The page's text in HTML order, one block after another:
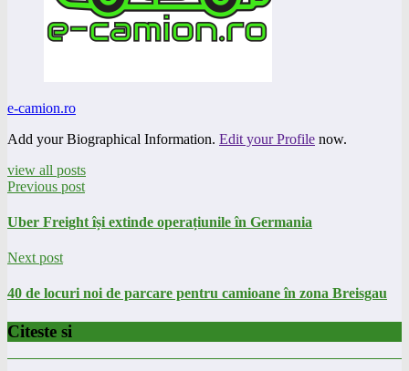
e-camion.ro
Add your Biographical Information. Edit your Profile now.
view all posts
Previous post
Uber Freight își extinde operațiunile în Germania
Next post
40 de locuri noi de parcare pentru camioane în zona Breisgau
Citeste si